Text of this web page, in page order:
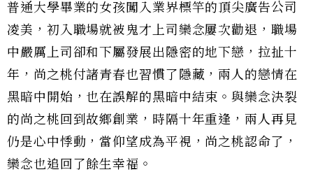
普通大學畢業的女孩闖入業界標竿的頂尖廣告公司
凌美，初入職場就被鬼才上司欒念屢次勸退，職場
中嚴厲上司卻和下屬發展出隱密的地下戀，拉扯十
年，尚之桃付諸青春也習慣了隱藏，兩人的戀情在
黑暗中開始，也在誤解的黑暗中結束。與欒念決裂
的尚之桃回到故鄉創業，時隔十年重逢，兩人再見
仍是心中悸動，當仰望成為平視，尚之桃認命了，
欒念也追回了餘生幸福。